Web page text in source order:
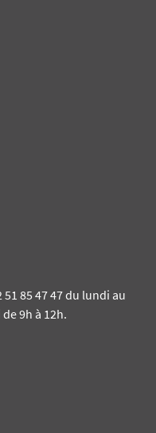
85 47 47 du lundi au
9h à 12h.